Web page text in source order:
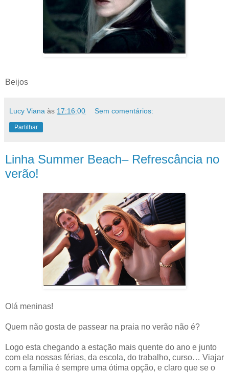
Beijos
Lucy Viana às 17:16:00 Sem comentários:
Partilhar
Linha Summer Beach– Refrescância no
verão!
Olá meninas!
Quem não gosta de passear na praia no verão não é?
Logo esta chegando a estação mais quente do ano e junto
com ela nossas férias, da escola, do trabalho, curso… Viajar
com a família é sempre uma ótima opção, e claro que se o